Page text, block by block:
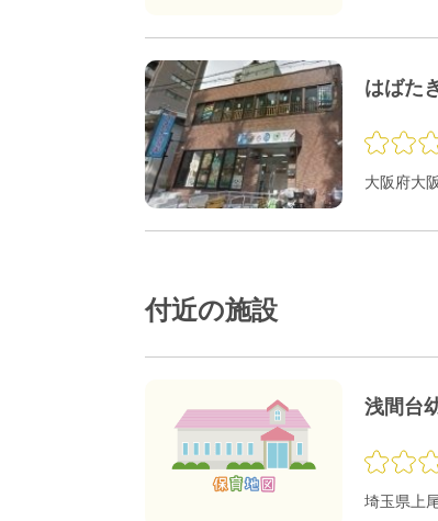
はばた
大阪府大
付近の施設
浅間台
埼玉県上